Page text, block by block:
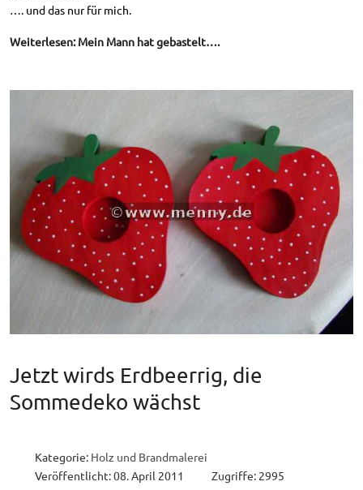
…. und das nur für mich.
Weiterlesen: Mein Mann hat gebastelt….
Jetzt wirds Erdbeerrig, die
Sommedeko wächst
Kategorie: Holz und Brandmalerei
Veröffentlicht: 08. April 2011
Zugriffe: 2995